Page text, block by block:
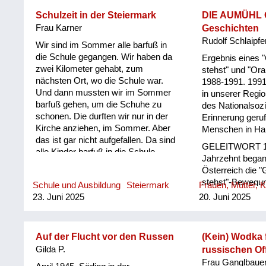
Und das ist, ja
hochbrisant
waren Morde,
irgendwo und
hab ich den
eines der
Erzählungen.
Karndorf; da
plündern
die haben sich
Bauern und bei
Karndorf haben
dann getroffen,
höchstgelegene
Schulzeit in der Steiermark
Frau Karner
Wir sind im Sommer alle barfuß in
die Schule gegangen. Wir haben da
zwei Kilometer gehabt, zum
nächsten Ort, wo die Schule war.
Und dann mussten wir im Sommer
barfuß gehen, um die Schuhe zu
schonen. Die durften wir nur in der
Kirche anziehen, im Sommer. Aber
das ist gar nicht aufgefallen. Da sind
alle Kinder barfuß in die Schule
auch noch in der Oberstufe die
Volksschule, also von der vierten
Klasse unterrichtet hat, hat
geschaut, dass er diese Klasse nicht
Schule und Ausbildung
Steiermark
23. Juni 2025
DIE
Geschichten
Rudolf
Ergebnis eines
stehst" und
1988-1991.
in unserer
des
Erinnerung
Menschen in
GELEITWORT
Jahrzehnt
Österreich die
stehst"-
Lindquist in
Hubert Christian
Sammelband, in
Frauen, Mütter,
20. Juni 2025
Auf der Flucht vor den Russen
Gilda P.
(Kein) Wodka
russischen
Frau